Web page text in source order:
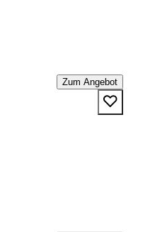
Zum Angebot